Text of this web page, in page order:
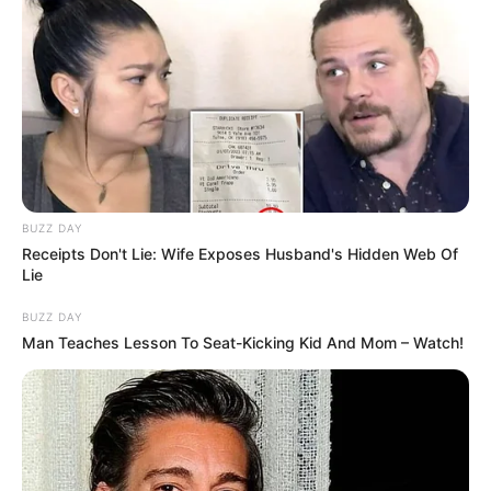
Tampil Lebih Modern, 7 Potret
Hasil Renovasi Rumah Berusia
90 Tahun
BUZZ DAY
Receipts Don't Lie: Wife Exposes Husband's Hidden Web Of
Lie
BUZZ DAY
Man Teaches Lesson To Seat-Kicking Kid And Mom – Watch!